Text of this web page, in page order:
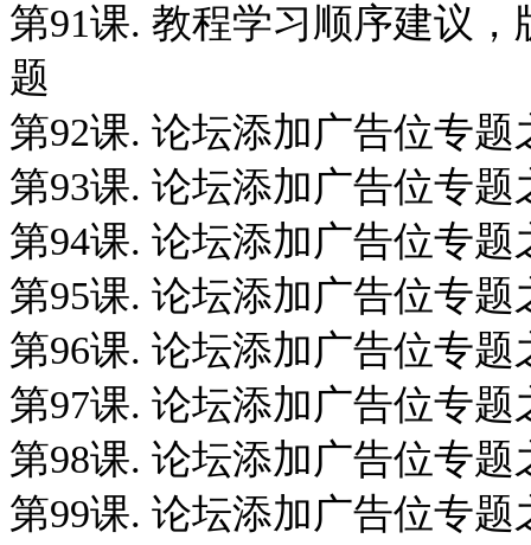
第91课. 教程学习顺序建议
题
第92课. 论坛添加广告位专
第93课. 论坛添加广告位专
第94课. 论坛添加广告位专
第95课. 论坛添加广告位专
第96课. 论坛添加广告位专
第97课. 论坛添加广告位专
第98课. 论坛添加广告位专
第99课. 论坛添加广告位专